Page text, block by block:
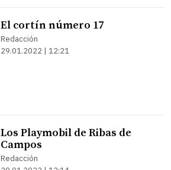
El cortín número 17
Redacción
29.01.2022 | 12:21
Los Playmobil de Ribas de
Campos
Redacción